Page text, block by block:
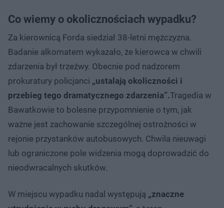
Co wiemy o okolicznościach wypadku?
Za kierownicą Forda siedział 38-letni mężczyzna.
Badanie alkomatem wykazało, że kierowca w chwili
zdarzenia był trzeźwy. Obecnie pod nadzorem
prokuratury policjanci „ustalają okoliczności i
przebieg tego dramatycznego zdarzenia”.Tragedia w
Bawatkowie to bolesne przypomnienie o tym, jak
ważne jest zachowanie szczególnej ostrożności w
rejonie przystanków autobusowych. Chwila nieuwagi
lub ograniczone pole widzenia mogą doprowadzić do
nieodwracalnych skutków.
W miejscu wypadku nadal występują „znaczne